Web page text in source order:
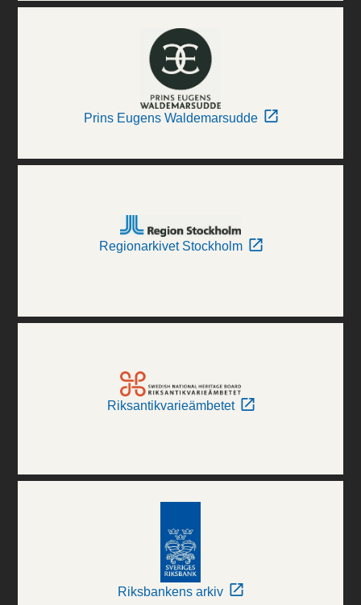
Prins Eugens Waldemarsudde
Regionarkivet Stockholm
Riksantikvarieämbetet
Riksbankens arkiv